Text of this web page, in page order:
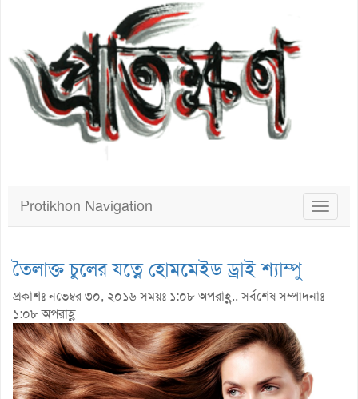
Toggle
Protikhon Navigation
তৈলাক্ত চুলের যত্নে হোমমেইড ড্ৰাই শ্যাম্পু
প্রকাশঃ নভেম্বর ৩০, ২০১৬ সময়ঃ ১:০৮ অপরাহ্ণ.. সর্বশেষ সম্পাদনাঃ
১:০৮ অপরাহ্ণ